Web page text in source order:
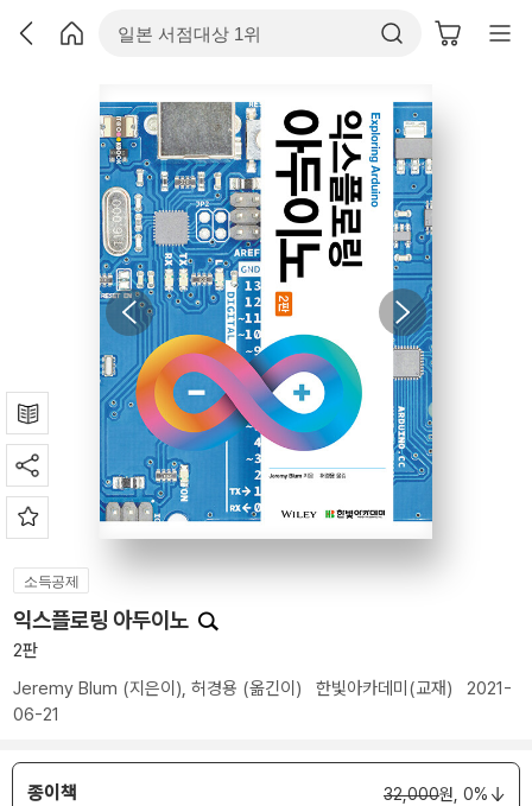
소득공제
익스플로링 아두이노
2판
Jeremy Blum (지은이), 허경용 (옮긴이) 한빛아카데미(교재) 2021-
06-21
종이책 32,000원, 0%